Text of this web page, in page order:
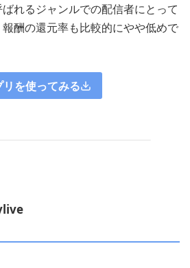
れるジャンルでの配信者にとって
酬の還元率も比較的にやや低めで
リを使ってみる